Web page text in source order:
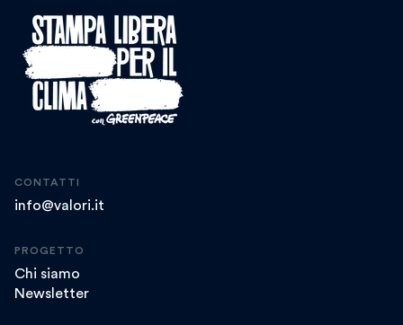
CONTATTI
info@valori.it
PROGETTO
Chi siamo
Newsletter